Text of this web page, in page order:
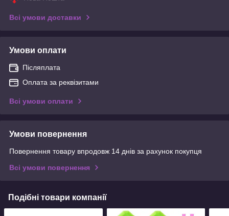
Всі умови доставки
Умови оплати
Післяплата
Оплата за реквізитами
Всі умови оплати
Умови повернення
Повернення товару впродовж 14 днів за рахунок покупця
Всі умови повернення
Подібні товари компанії